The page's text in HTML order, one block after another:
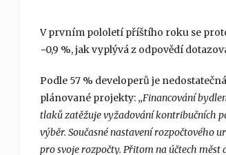
V prvním pololetí příštího roku se
−0,9 %, jak vyplývá z odpovědí
Podle 57 % developerů je
plánované projekty: „Financování
tlaků zatěžuje vyžadování kontribučních
výběr. Současné nastavení rozpočtového
pro svoje rozpočty. Přitom na účtech